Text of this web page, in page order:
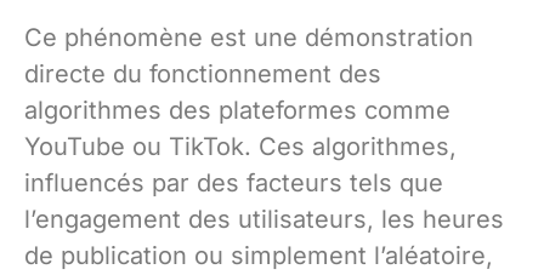
Ce phénomène est une démonstration
directe du fonctionnement des
algorithmes des plateformes comme
YouTube ou TikTok. Ces algorithmes,
influencés par des facteurs tels que
l’engagement des utilisateurs, les heures
de publication ou simplement l’aléatoire,